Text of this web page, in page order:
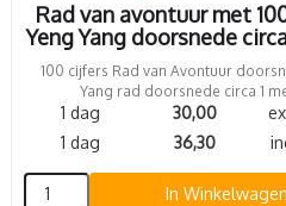
Rad van avontuur met
Yeng Yang doorsnede
100 cijfers Rad van Avontuur
Yang rad doorsnede circa 1
1 dag 30,00
1 dag
36,30
In Winkelwagen